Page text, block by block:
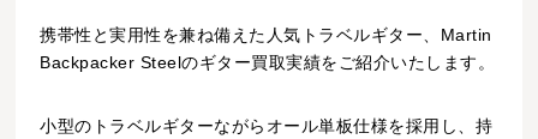
携帯性と実用性を兼ね備えた人気トラベルギター、Martin
Backpacker Steelのギター買取実績をご紹介いたします。
小型のトラベルギターながらオール単板仕様を採用し、持